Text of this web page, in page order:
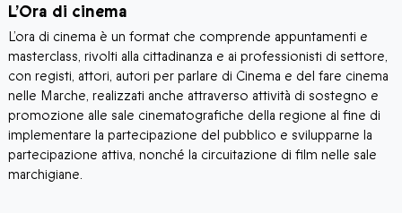
L’Ora di cinema
L’ora di cinema è un format che comprende appuntamenti e
masterclass, rivolti alla cittadinanza e ai professionisti di settore,
con registi, attori, autori per parlare di Cinema e del fare cinema
nelle Marche, realizzati anche attraverso attività di sostegno e
promozione alle sale cinematografiche della regione al fine di
implementare la partecipazione del pubblico e svilupparne la
partecipazione attiva, nonché la circuitazione di film nelle sale
marchigiane.